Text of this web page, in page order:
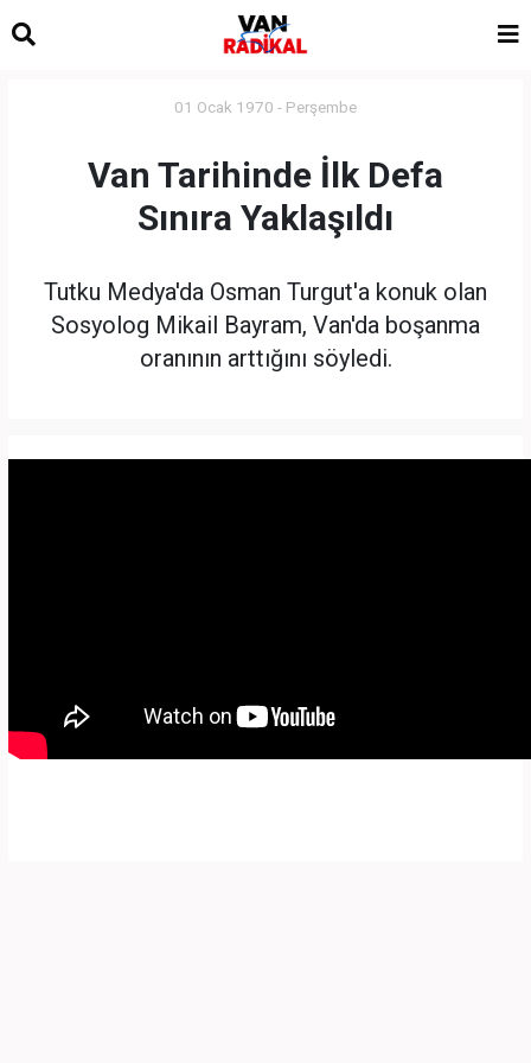
01 Ocak 1970 - Perşembe
Van Tarihinde İlk Defa
Sınıra Yaklaşıldı
Tutku Medya'da Osman Turgut'a konuk olan
Sosyolog Mikail Bayram, Van'da boşanma
oranının arttığını söyledi.